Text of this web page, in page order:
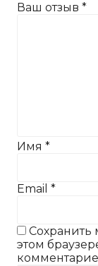
Ваш отзыв *
Имя *
Email *
Сохранить
этом